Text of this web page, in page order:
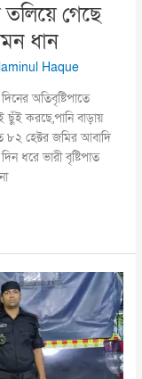
তলিয়ে গেছে
ধান
Haque
অতিবৃষ্টিপাতে
ছুঁই করছে,পানি বাড়ায়
৮২ হেক্টর জমির আবাদি
ধরে ভারী বৃষ্টিপাত